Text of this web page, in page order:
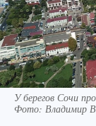
У берегов Сочи
Фото: Владимир